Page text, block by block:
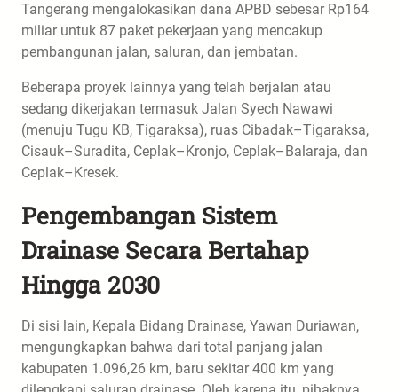
Tangerang mengalokasikan dana APBD sebesar Rp164
miliar untuk 87 paket pekerjaan yang mencakup
pembangunan jalan, saluran, dan jembatan.
Beberapa proyek lainnya yang telah berjalan atau
sedang dikerjakan termasuk Jalan Syech Nawawi
(menuju Tugu KB, Tigaraksa), ruas Cibadak–Tigaraksa,
Cisauk–Suradita, Ceplak–Kronjo, Ceplak–Balaraja, dan
Ceplak–Kresek.
Pengembangan Sistem
Drainase Secara Bertahap
Hingga 2030
Di sisi lain, Kepala Bidang Drainase, Yawan Duriawan,
mengungkapkan bahwa dari total panjang jalan
kabupaten 1.096,26 km, baru sekitar 400 km yang